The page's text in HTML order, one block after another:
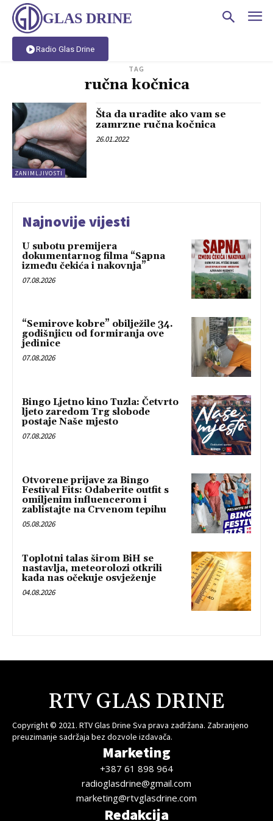
GLAS DRINE
Radio Glas Drine
TAG
ručna kočnica
ZANIMLJIVOSTI
Šta da uradite ako vam se
zamrzne ručna kočnica
26.01.2022
Najnovije vijesti
U subotu premijera
dokumentarnog filma “Sapna
između čekića i nakovnja”
07.08.2026
“Semirove kobre” obilježile 34.
godišnjicu od formiranja ove
jedinice
07.08.2026
Bingo Ljetno kino Tuzla: Četvrto
ljeto zaredom Trg slobode
postaje Naše mjesto
07.08.2026
Otvorene prijave za Bingo
Festival Fits: Odaberite outfit s
omiljenim influencerom i
zablistajte na Crvenom tepihu
05.08.2026
Toplotni talas širom BiH se
nastavlja, meteorolozi otkrili
kada nas očekuje osvježenje
04.08.2026
RTV GLAS DRINE
Copyright © 2021. RTV Glas Drine Sva prava zadržana. Zabranjeno
preuzimanje sadržaja bez dozvole izdavača.
Marketing
+387 61 898 964
radioglasdrine@gmail.com
marketing@rtvglasdrine.com
Redakcija